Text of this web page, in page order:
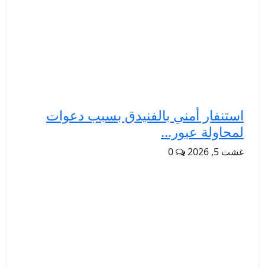
استنفار أمني بالفنيدق بسبب دعوات
لمحاولة عبور...
غشت 5, 2026 0